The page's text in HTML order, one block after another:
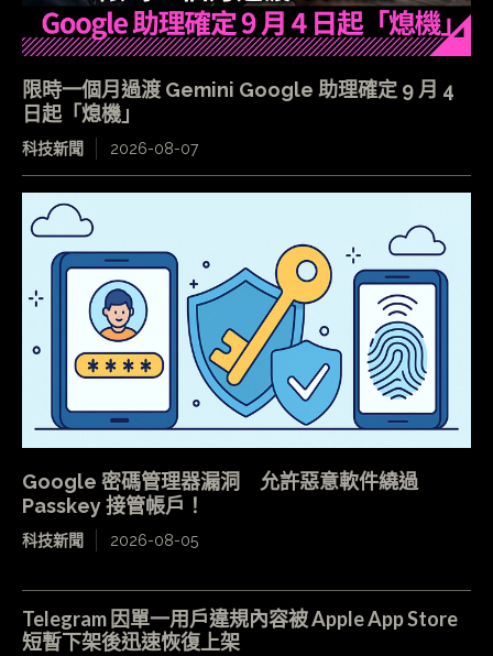
限時一個月過渡 Gemini Google 助理確定 9 月 4
日起「熄機」
科技新聞 2026-08-07
Google 密碼管理器漏洞 允許惡意軟件繞過
Passkey 接管帳戶！
科技新聞 2026-08-05
Telegram 因單一用戶違規內容被 Apple App Store
短暫下架後迅速恢復上架